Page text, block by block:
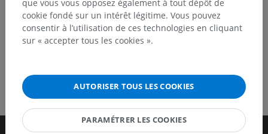
que vous vous opposez également à tout dépôt de
cookie fondé sur un intérêt légitime. Vous pouvez
consentir à l’utilisation de ces technologies en cliquant
sur « accepter tous les cookies ».
AUTORISER TOUS LES COOKIES
PARAMÉTRER LES COOKIES